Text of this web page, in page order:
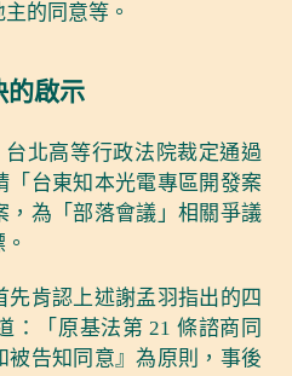
的同意等。
的啟示
北高等行政法院裁定通過
「台東知本光電專區開發案
，為「部落會議」相關爭議
肯認上述謝孟羽指出的四
：「原基法第 21 條諮商同
被告知同意』為原則，事後